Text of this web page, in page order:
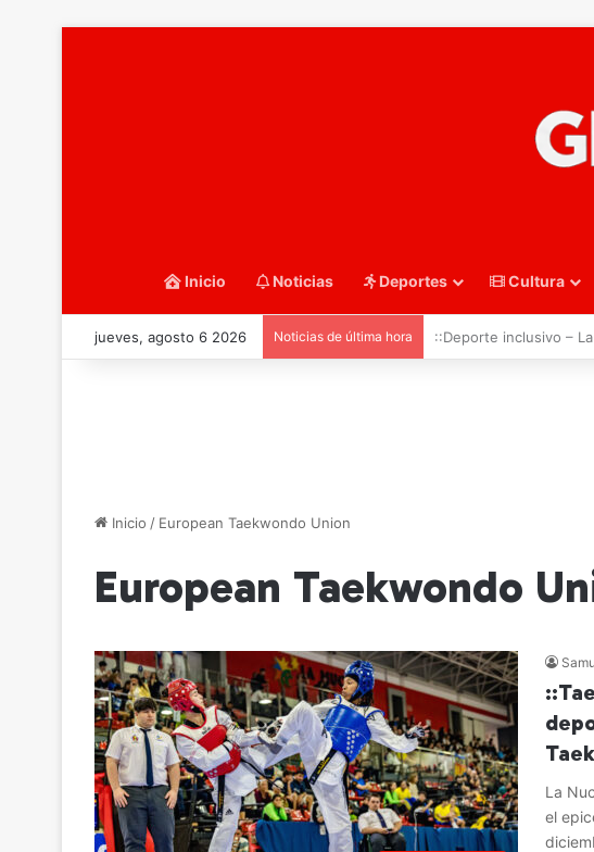
Inicio Noticias Deportes Cultura
jueves, agosto 6 2026 Noticias de última hora ::Waterpolo – Sub16.
Inicio / European Taekwondo Union
European Taekwondo
La
el